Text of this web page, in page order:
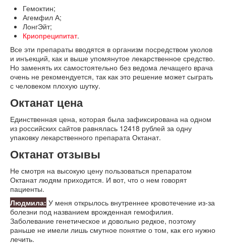
Гемоктин;
Агемфил А;
ЛонгЭйт;
Криопреципитат.
Все эти препараты вводятся в организм посредством уколов
и инъекций, как и выше упомянутое лекарственное средство.
Но заменять их самостоятельно без ведома лечащего врача
очень не рекомендуется, так как это решение может сыграть
с человеком плохую шутку.
Октанат цена
Единственная цена, которая была зафиксирована на одном
из российских сайтов равнялась 12418 рублей за одну
упаковку лекарственного препарата Октанат.
Октанат отзывы
Не смотря на высокую цену пользоваться препаратом
Октанат людям приходится. И вот, что о нем говорят
пациенты.
Людмила: У меня открылось внутреннее кровотечение из-за
болезни под названием врожденная гемофилия.
Заболевание генетическое и довольно редкое, поэтому
раньше не имели лишь смутное понятие о том, как его нужно
лечить.